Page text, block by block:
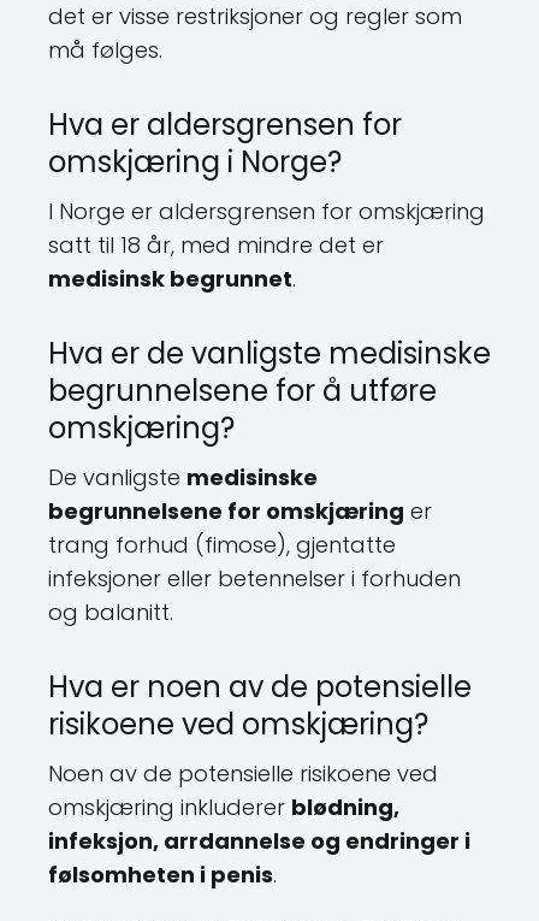
det er visse restriksjoner og regler som
må følges.
Hva er aldersgrensen for
omskjæring i Norge?
I Norge er aldersgrensen for omskjæring
satt til 18 år, med mindre det er
medisinsk begrunnet.
Hva er de vanligste medisinske
begrunnelsene for å utføre
omskjæring?
De vanligste medisinske
begrunnelsene for omskjæring er
trang forhud (fimose), gjentatte
infeksjoner eller betennelser i forhuden
og balanitt.
Hva er noen av de potensielle
risikoene ved omskjæring?
Noen av de potensielle risikoene ved
omskjæring inkluderer blødning,
infeksjon, arrdannelse og endringer i
følsomheten i penis.